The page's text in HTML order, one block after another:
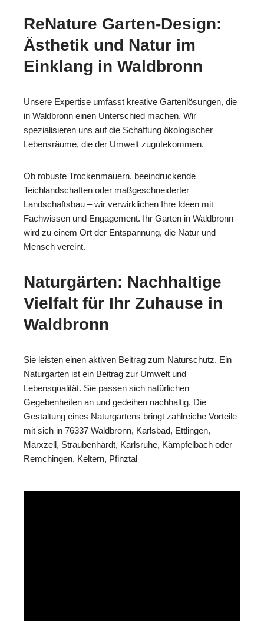
ReNature Garten-Design:
Ästhetik und Natur im
Einklang in Waldbronn
Unsere Expertise umfasst kreative Gartenlösungen, die
in Waldbronn einen Unterschied machen. Wir
spezialisieren uns auf die Schaffung ökologischer
Lebensräume, die der Umwelt zugutekommen.
Ob robuste Trockenmauern, beeindruckende
Teichlandschaften oder maßgeschneiderter
Landschaftsbau – wir verwirklichen Ihre Ideen mit
Fachwissen und Engagement. Ihr Garten in Waldbronn
wird zu einem Ort der Entspannung, die Natur und
Mensch vereint.
Naturgärten: Nachhaltige
Vielfalt für Ihr Zuhause in
Waldbronn
Sie leisten einen aktiven Beitrag zum Naturschutz. Ein
Naturgarten ist ein Beitrag zur Umwelt und
Lebensqualität. Sie passen sich natürlichen
Gegebenheiten an und gedeihen nachhaltig. Die
Gestaltung eines Naturgartens bringt zahlreiche Vorteile
mit sich in 76337 Waldbronn, Karlsbad, Ettlingen,
Marxzell, Straubenhardt, Karlsruhe, Kämpfelbach oder
Remchingen, Keltern, Pfinztal